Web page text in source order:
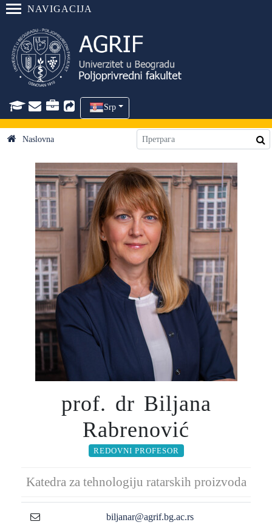
NAVIGACIJA
Srp
Naslovna
prof. dr Biljana
Rabrenović
REDOVNI PROFESOR
Katedra za tehnologiju ratarskih proizvoda
biljanar@agrif.bg.ac.rs